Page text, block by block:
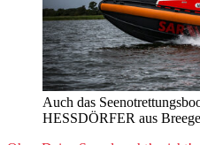
Auch das
HESSDÖRFER aus